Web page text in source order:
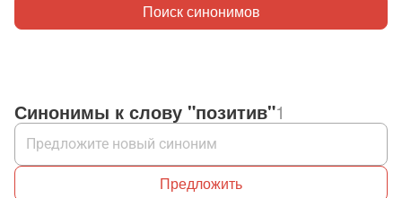
Поиск синонимов
Синонимы к слову "позитив"1
Предложить